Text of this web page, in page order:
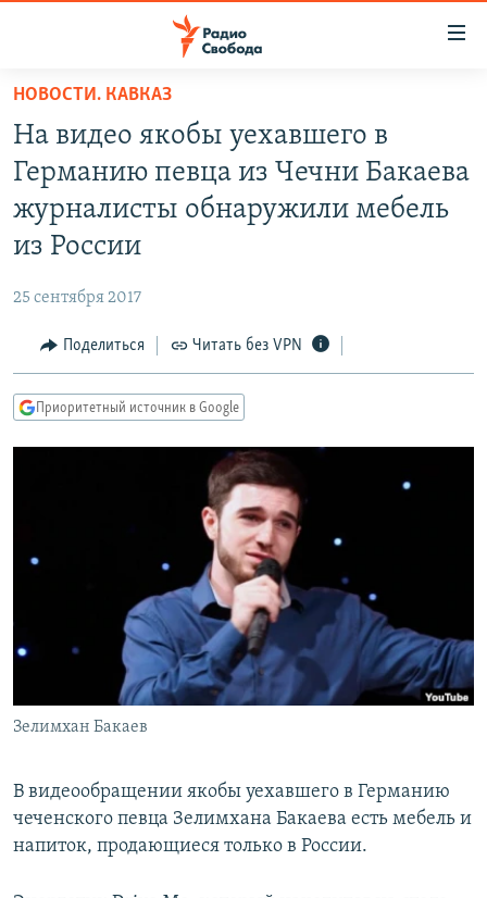
упрощенного
доступа
Вернуться
основному
содержанию
навигации
Вернутся
ПОДКАСТЫ
АВТОРСКИЕ ПРОЕКТЫ
ЦИТАТЫ СВОБОДЫ
КУЛЬТУРА
IDEL.РЕАЛИИ
КАВКАЗ.РЕАЛИИ
РАСПИСАНИЕ ВЕЩАНИЯ
ПОДПИШИТЕСЬ НА РАССЫЛКУ
СОЦИАЛЬНЫЕ СЕТИ
НОВОСТИ. КАВКАЗ
На видео якобы уехавшего в
Германию певца из Чечни Бакаева
журналисты обнаружили мебель
из России
25 сентября 2017
Поделиться Читать без VPN
Приоритетный источник в Google
Зелимхан Бакаев
В видеообращении якобы уехавшего в Германию
чеченского певца Зелимхана Бакаева есть мебель и
напиток, продающиеся только в России.